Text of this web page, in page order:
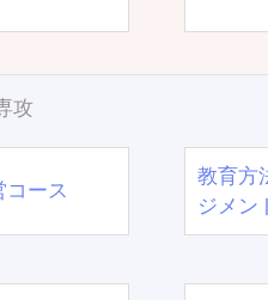
攻
コース
教育方
ジメン